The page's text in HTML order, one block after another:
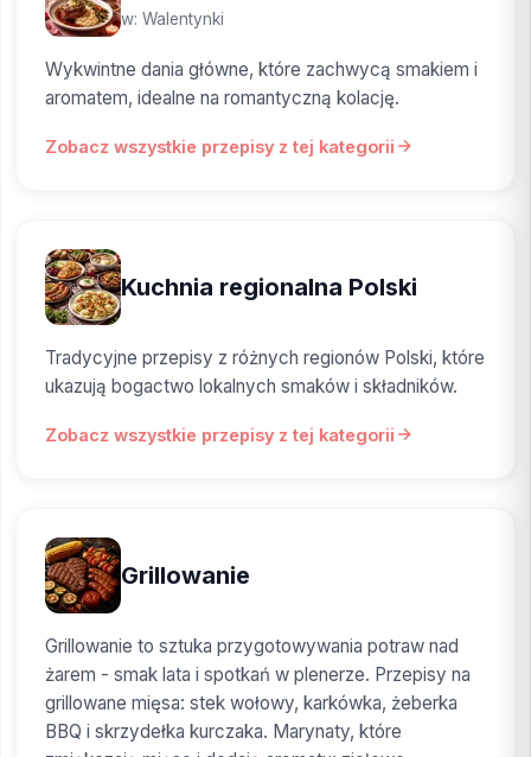
w: Walentynki
Wykwintne dania główne, które zachwycą smakiem i
aromatem, idealne na romantyczną kolację.
Zobacz wszystkie przepisy z tej kategorii
Kuchnia regionalna Polski
Tradycyjne przepisy z różnych regionów Polski, które
ukazują bogactwo lokalnych smaków i składników.
Zobacz wszystkie przepisy z tej kategorii
Grillowanie
Grillowanie to sztuka przygotowywania potraw nad
żarem - smak lata i spotkań w plenerze. Przepisy na
grillowane mięsa: stek wołowy, karkówka, żeberka
BBQ i skrzydełka kurczaka. Marynaty, które